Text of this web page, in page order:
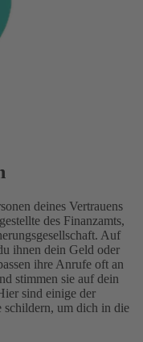
deines Vertrauens
des Finanzamts,
Auf
ihnen dein Geld oder
ihre Anrufe oft an
stimmen sie auf dein
sind einige der
schildern, um dich in die